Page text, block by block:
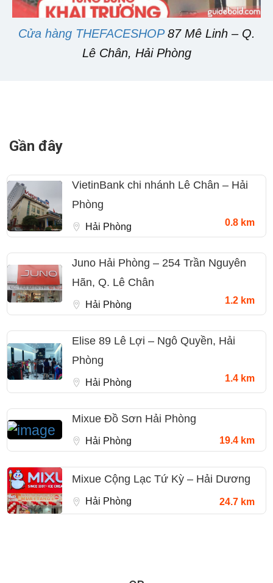
Cửa hàng THEFACESHOP87 Mê Linh – Q.
Lê Chân, Hải Phòng
Gần đây
VietinBank chi nhánh Lê Chân – Hải
Phòng
Hải Phòng 0.8 km
Juno Hải Phòng – 254 Trần Nguyên
Hãn, Q. Lê Chân
Hải Phòng 1.2 km
Elise 89 Lê Lợi – Ngô Quyền, Hải
Phòng
Hải Phòng 1.4 km
Mixue Đồ Sơn Hải Phòng
Hải Phòng 19.4 km
Mixue Cộng Lạc Tứ Kỳ – Hải Dương
Hải Phòng 24.7 km